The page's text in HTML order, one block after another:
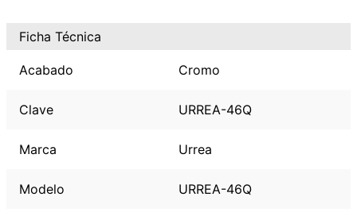
Ficha Técnica
Acabado Cromo
Clave URREA-46Q
Marca Urrea
Modelo URREA-46Q